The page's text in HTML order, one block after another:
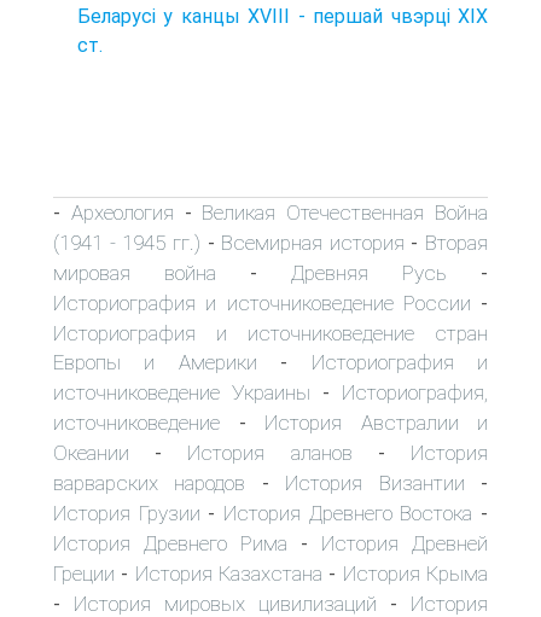
Беларусі у канцы XVIII - першай чвэрці XIX
ст.
- Археология - Великая Отечественная Война
(1941 - 1945 гг.) - Всемирная история - Вторая
мировая война - Древняя Русь -
Историография и источниковедение России -
Историография и источниковедение стран
Европы и Америки - Историография и
источниковедение Украины - Историография,
источниковедение - История Австралии и
Океании - История аланов - История
варварских народов - История Византии -
История Грузии - История Древнего Востока -
История Древнего Рима - История Древней
Греции - История Казахстана - История Крыма
- История мировых цивилизаций - История